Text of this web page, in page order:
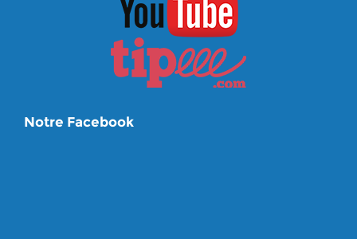
Notre Facebook